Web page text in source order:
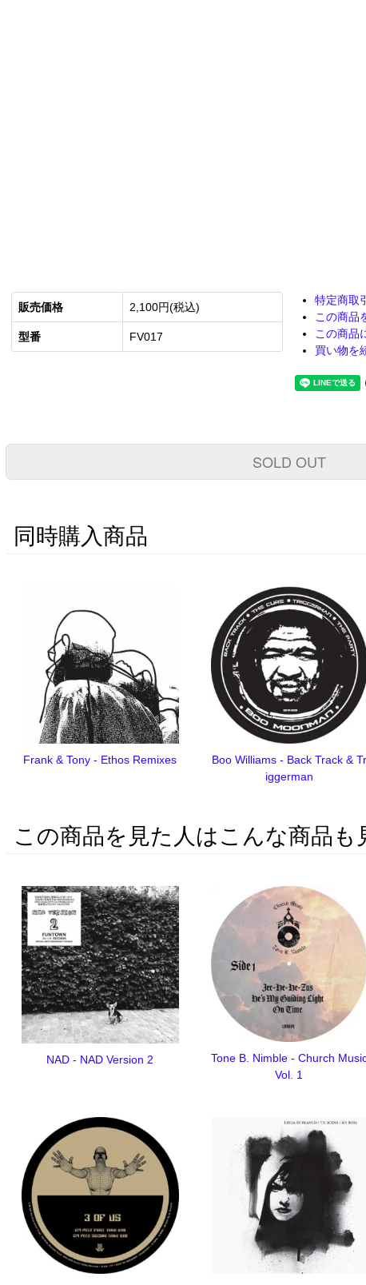
販売価格 2,100円(税込)
型番 FV017
特定商取
この商品
この商品
買い物を
SOLD OUT
同時購入商品
Frank & Tony - Ethos Remixes
Boo Williams - Back Track & Tr
iggerman
この商品を見た人はこんな商品も
NAD - NAD Version 2
Tone B. Nimble - Church
Vol. 1